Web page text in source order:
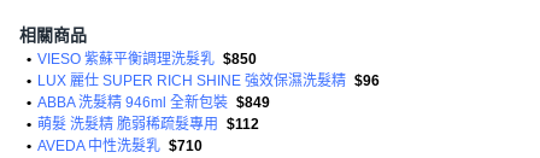
相關商品
• VIESO 紫蘇平衡調理洗髮乳 $850
• LUX 麗仕 SUPER RICH SHINE 強效保濕洗髮精 $96
• ABBA 洗髮精 946ml 全新包裝 $849
• 萌髮 洗髮精 脆弱稀疏髮專用
$112
• AVEDA 中性洗髮乳 $710